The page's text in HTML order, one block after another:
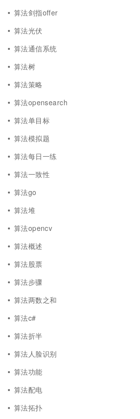
算法剑指offer
算法光伏
算法通信系统
算法树
算法策略
算法opensearch
算法单目标
算法模拟题
算法每日一练
算法一致性
算法go
算法堆
算法opencv
算法概述
算法股票
算法步骤
算法两数之和
算法c#
算法折半
算法人脸识别
算法功能
算法配电
算法拓扑